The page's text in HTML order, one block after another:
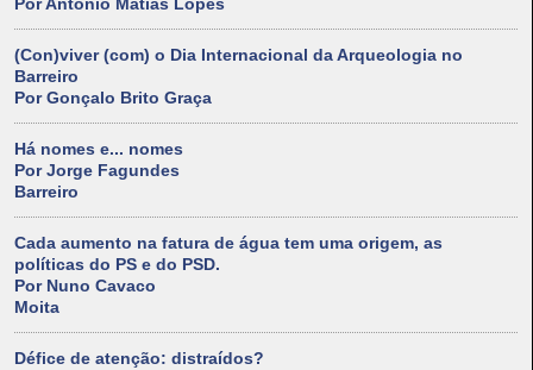
Por António Matias Lopes
(Con)viver (com) o Dia Internacional da Arqueologia no
Barreiro
Por Gonçalo Brito Graça
Há nomes e... nomes
Por Jorge Fagundes
Barreiro
Cada aumento na fatura de água tem uma origem, as
políticas do PS e do PSD.
Por Nuno Cavaco
Moita
Défice de atenção: distraídos?